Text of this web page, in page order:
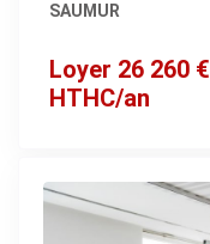
SAUMUR
Loyer 26 260 €
HTHC/an